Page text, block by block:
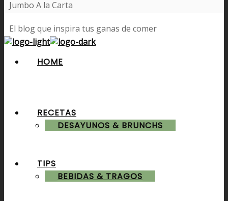
Jumbo A la Carta
El blog que inspira tus ganas de comer
HOME
RECETAS
DESAYUNOS & BRUNCHS
BEBIDAS & TRAGOS
TIPS